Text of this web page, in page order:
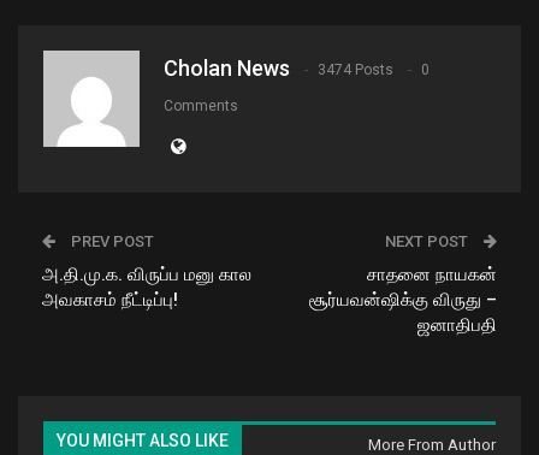
Cholan News 3474 Posts 0
Comments
PREV POST
அ.தி.மு.க. விருப்ப மனு கால
அவகாசம் நீட்டிப்பு!
NEXT POST
சாதனை நாயகன்
சூர்யவன்ஷிக்கு விருது –
ஜனாதிபதி
YOU MIGHT ALSO LIKE More From Author